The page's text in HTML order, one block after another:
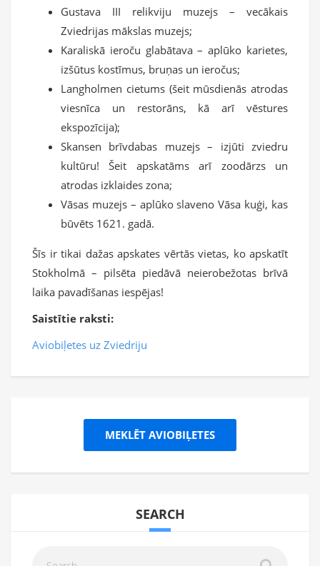
Gustava III relikviju muzejs – vecākais
Zviedrijas mākslas muzejs;
Karaliskā ieroču glabātava – aplūko karietes,
izšūtus kostīmus, bruņas un ieročus;
Langholmen cietums (šeit mūsdienās atrodas
viesnīca un restorāns, kā arī vēstures
ekspozīcija);
Skansen brīvdabas muzejs – izjūti zviedru
kultūru! Šeit apskatāms arī zoodārzs un
atrodas izklaides zona;
Vāsas muzejs – aplūko slaveno Vāsa kuģi, kas
būvēts 1621. gadā.
Šīs ir tikai dažas apskates vērtās vietas, ko apskatīt
Stokholmā – pilsēta piedāvā neierobežotas brīvā
laika pavadīšanas iespējas!
Saistītie raksti:
Aviobiļetes uz Zviedriju
MEKLĒT AVIOBIĻETES
SEARCH